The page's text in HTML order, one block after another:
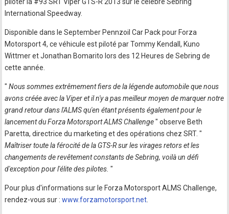
International Speedway.
Disponible dans le September Pennzoil Car Pack pour Forza
Motorsport 4, ce véhicule est piloté par Tommy Kendall, Kuno
Wittmer et Jonathan Bomarito lors des 12 Heures de Sebring de
cette année.
" Nous sommes extrêmement fiers de la légende automobile que nous
avons créée avec la Viper et il n'y a pas meilleur moyen de marquer notre
grand retour dans l'ALMS qu'en étant présents également pour le
lancement du Forza Motorsport ALMS Challenge" observe Beth
Paretta, directrice du marketing et des opérations chez SRT. "
Maîtriser toute la férocité de la GTS-R sur les virages retors et les
changements de revêtement constants de Sebring, voilà un défi
d'exception pour l'élite des pilotes."
Pour plus d'informations sur le Forza Motorsport ALMS Challenge,
rendez-vous sur :www.forzamotorsport.net